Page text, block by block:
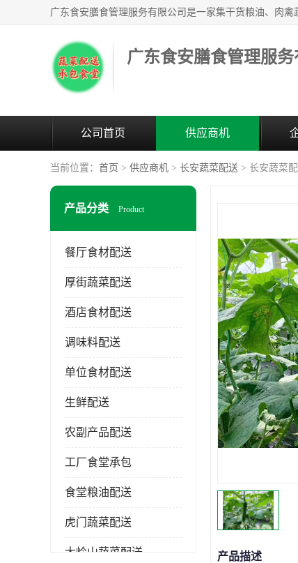
广东食安膳食管理服务
公司首页 供应商机
当前位置： 首页 > 供应商机 > 长安蔬菜配送 > 长安蔬菜
产品分类 Product
餐厅食材配送
厚街蔬菜配送
酒店食材配送
调味料配送
单位食材配送
生鲜配送
农副产品配送
工厂食堂承包
食堂粮油配送
虎门蔬菜配送
大岭山蔬菜配送 产品描述